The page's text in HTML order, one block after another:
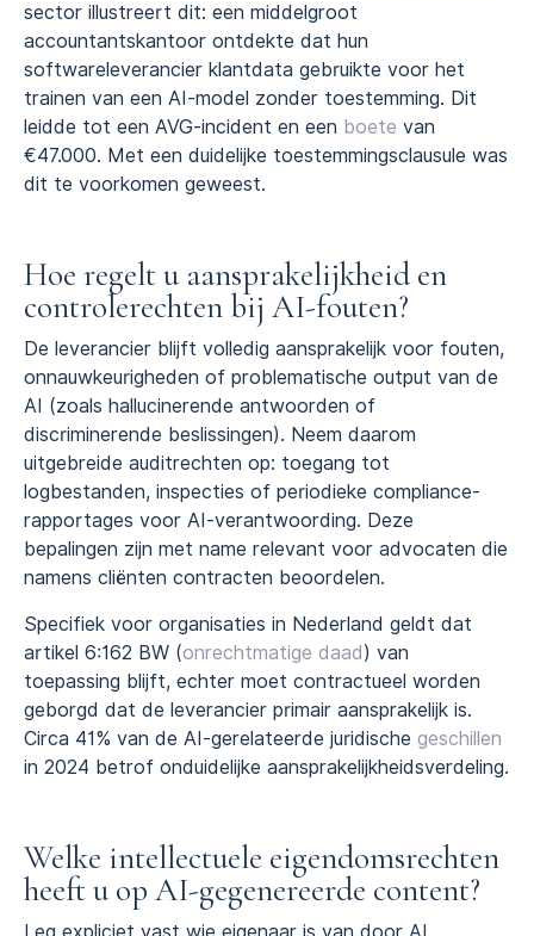
sector illustreert dit: een middelgroot
accountantskantoor ontdekte dat hun
softwareleverancier klantdata gebruikte voor het
trainen van een AI-model zonder toestemming. Dit
leidde tot een AVG-incident en een boete van
€47.000. Met een duidelijke toestemmingsclausule was
dit te voorkomen geweest.
Hoe regelt u aansprakelijkheid en
controlerechten bij AI-fouten?
De leverancier blijft volledig aansprakelijk voor fouten,
onnauwkeurigheden of problematische output van de
AI (zoals hallucinerende antwoorden of
discriminerende beslissingen). Neem daarom
uitgebreide auditrechten op: toegang tot
logbestanden, inspecties of periodieke compliance-
rapportages voor AI-verantwoording. Deze
bepalingen zijn met name relevant voor advocaten die
namens cliënten contracten beoordelen.
Specifiek voor organisaties in Nederland geldt dat
artikel 6:162 BW (onrechtmatige daad) van
toepassing blijft, echter moet contractueel worden
geborgd dat de leverancier primair aansprakelijk is.
Circa 41% van de AI-gerelateerde juridische geschillen
in 2024 betrof onduidelijke aansprakelijkheidsverdeling.
Welke intellectuele eigendomsrechten
heeft u op AI-gegenereerde content?